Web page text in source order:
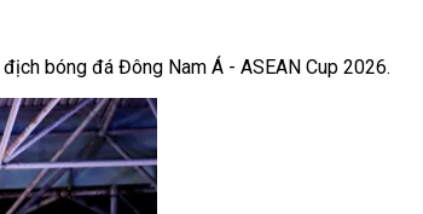
bóng đá Đông Nam Á - ASEAN Cup 2026.